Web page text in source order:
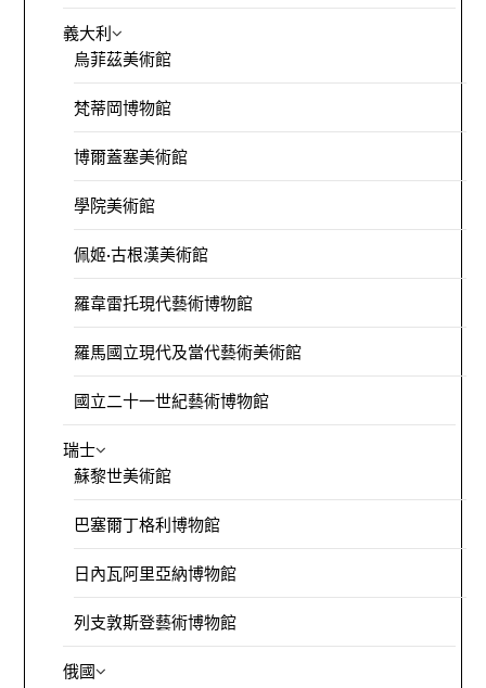
義大利
烏菲茲美術館
梵蒂岡博物館
博爾蓋塞美術館
學院美術館
佩姬·古根漢美術館
羅韋雷托現代藝術博物館
羅馬國立現代及當代藝術美術館
國立二十一世紀藝術博物館
瑞士
蘇黎世美術館
巴塞爾丁格利博物館
日內瓦阿里亞納博物館
列支敦斯登藝術博物館
俄國